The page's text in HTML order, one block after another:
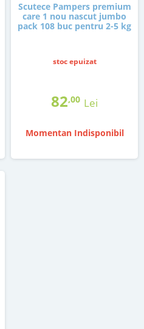
Scutece Pampers premium
care 1 nou nascut jumbo
pack 108 buc pentru 2-5 kg
stoc epuizat
82,00 Lei
Momentan Indisponibil